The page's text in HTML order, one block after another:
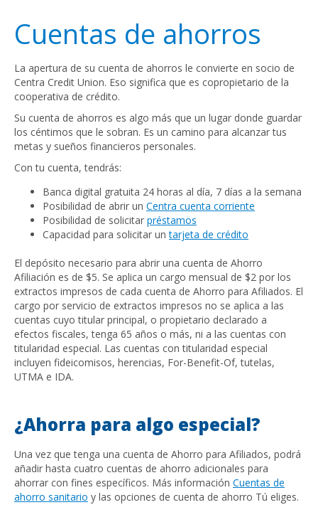
Cuentas de ahorros
La apertura de su cuenta de ahorros le convierte en socio de
Centra Credit Union. Eso significa que es copropietario de la
cooperativa de crédito.
Su cuenta de ahorros es algo más que un lugar donde guardar
los céntimos que le sobran. Es un camino para alcanzar tus
metas y sueños financieros personales.
Con tu cuenta, tendrás:
Banca digital gratuita 24 horas al día, 7 días a la semana
Posibilidad de abrir un Centra cuenta corriente
Posibilidad de solicitar préstamos
Capacidad para solicitar untarjeta de crédito
El depósito necesario para abrir una cuenta de Ahorro
Afiliación es de $5. Se aplica un cargo mensual de $2 por los
extractos impresos de cada cuenta de Ahorro para Afiliados. El
cargo por servicio de extractos impresos no se aplica a las
cuentas cuyo titular principal, o propietario declarado a
efectos fiscales, tenga 65 años o más, ni a las cuentas con
titularidad especial. Las cuentas con titularidad especial
incluyen fideicomisos, herencias, For-Benefit-Of, tutelas,
UTMA e IDA.
¿Ahorra para algo especial?
Una vez que tenga una cuenta de Ahorro para Afiliados, podrá
añadir hasta cuatro cuentas de ahorro adicionales para
ahorrar con fines específicos. Más información Cuentas de
ahorro sanitario y las opciones de cuenta de ahorro Tú eliges.